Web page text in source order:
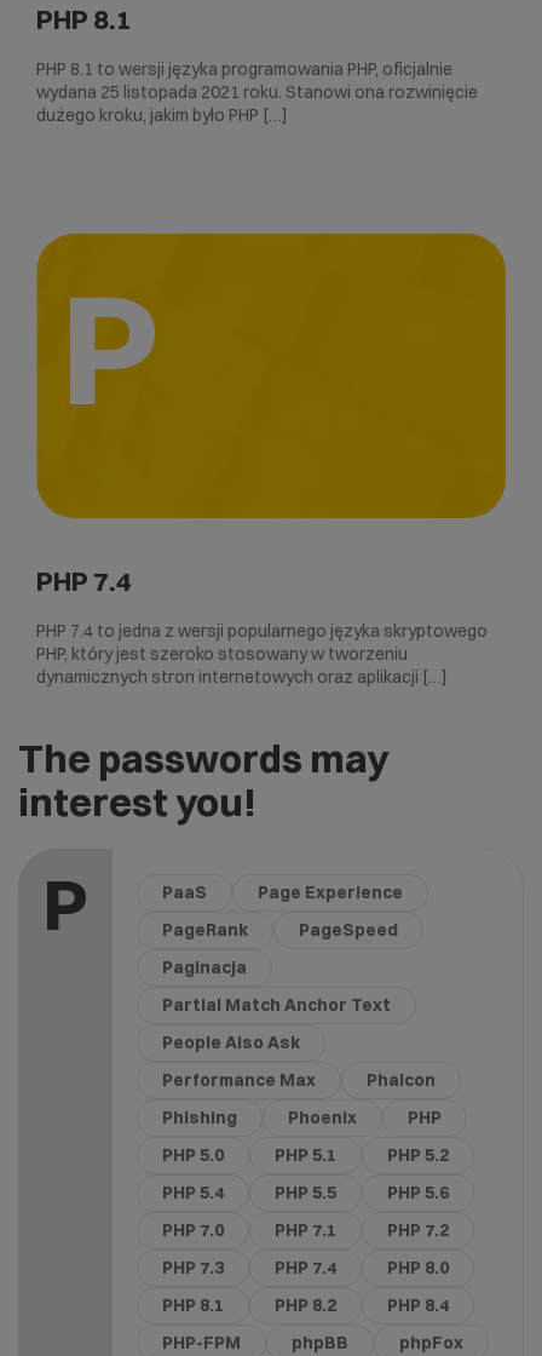
PHP 8.1
PHP 8.1 to wersji języka programowania PHP, oficjalnie
wydana 25 listopada 2021 roku. Stanowi ona rozwinięcie
dużego kroku, jakim było PHP […]
P
PHP 7.4
PHP 7.4 to jedna z wersji popularnego języka skryptowego
PHP, który jest szeroko stosowany w tworzeniu
dynamicznych stron internetowych oraz aplikacji […]
The passwords may
interest you!
P PaaS
Page Experience
PageRank
PageSpeed
Paginacja
Partial Match Anchor Text
People Also Ask
Performance Max
Phalcon
Phishing
Phoenix
PHP
PHP 5.0
PHP 5.1
PHP 5.2
PHP 5.4
PHP 5.5
PHP 5.6
PHP 7.0
PHP 7.1
PHP 7.2
PHP 7.3
PHP 7.4
PHP 8.0
PHP 8.1
PHP 8.2
PHP 8.4
PHP-FPM
phpBB
phpFox